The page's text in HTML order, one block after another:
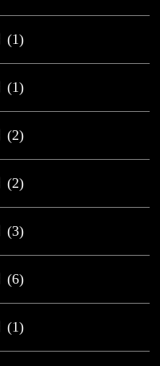
(1)
(1)
(2)
(2)
(3)
(6)
(1)